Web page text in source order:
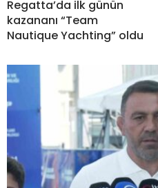
Regatta’da ilk günün
kazananı “Team
Nautique Yachting” oldu